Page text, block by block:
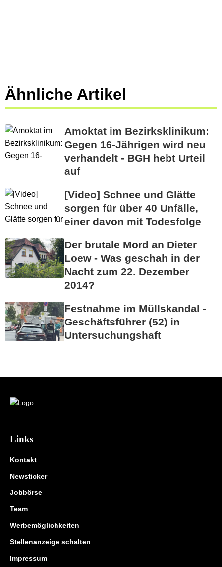
Ähnliche Artikel
Amoktat im Bezirksklinikum:
Gegen 16-Jährigen wird neu
verhandelt - BGH hebt Urteil
auf
[Video] Schnee und Glätte
sorgen für über 40 Unfälle,
einer davon mit Todesfolge
Der brutale Mord an Dieter
Loew - Was geschah in der
Nacht zum 22. Dezember
2014?
Festnahme im Müllskandal -
Geschäftsführer (52) in
Untersuchungshaft
Links
Kontakt
Newsticker
Jobbörse
Team
Werbemöglichkeiten
Stellenanzeige schalten
Impressum